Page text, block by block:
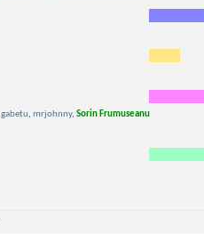
gabetu, mrjohnny, Sorin Frumuseanu